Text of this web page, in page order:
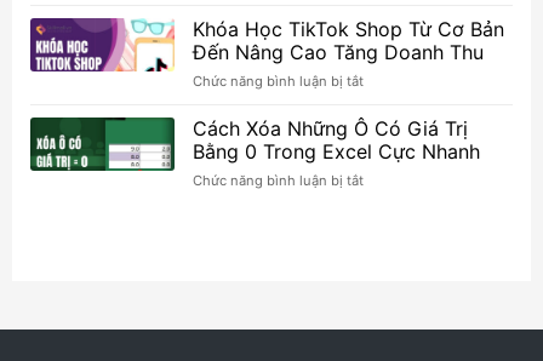
View,
Dễ
Viral
Lên
Hướng
Học
TikTok
Ads
Chuyên
Tối
Ưu
Phí
Khóa Học TikTok Shop Từ Cơ Bản
Đến Nâng Cao Tăng Doanh Thu
Chức năng bình luận bị tắtở
Học
TikTok
Shop
Từ
Doanh
Cách Xóa Những Ô Có Giá Trị
Bằng 0 Trong Excel Cực Nhanh
Chức năng bình luận bị tắtở